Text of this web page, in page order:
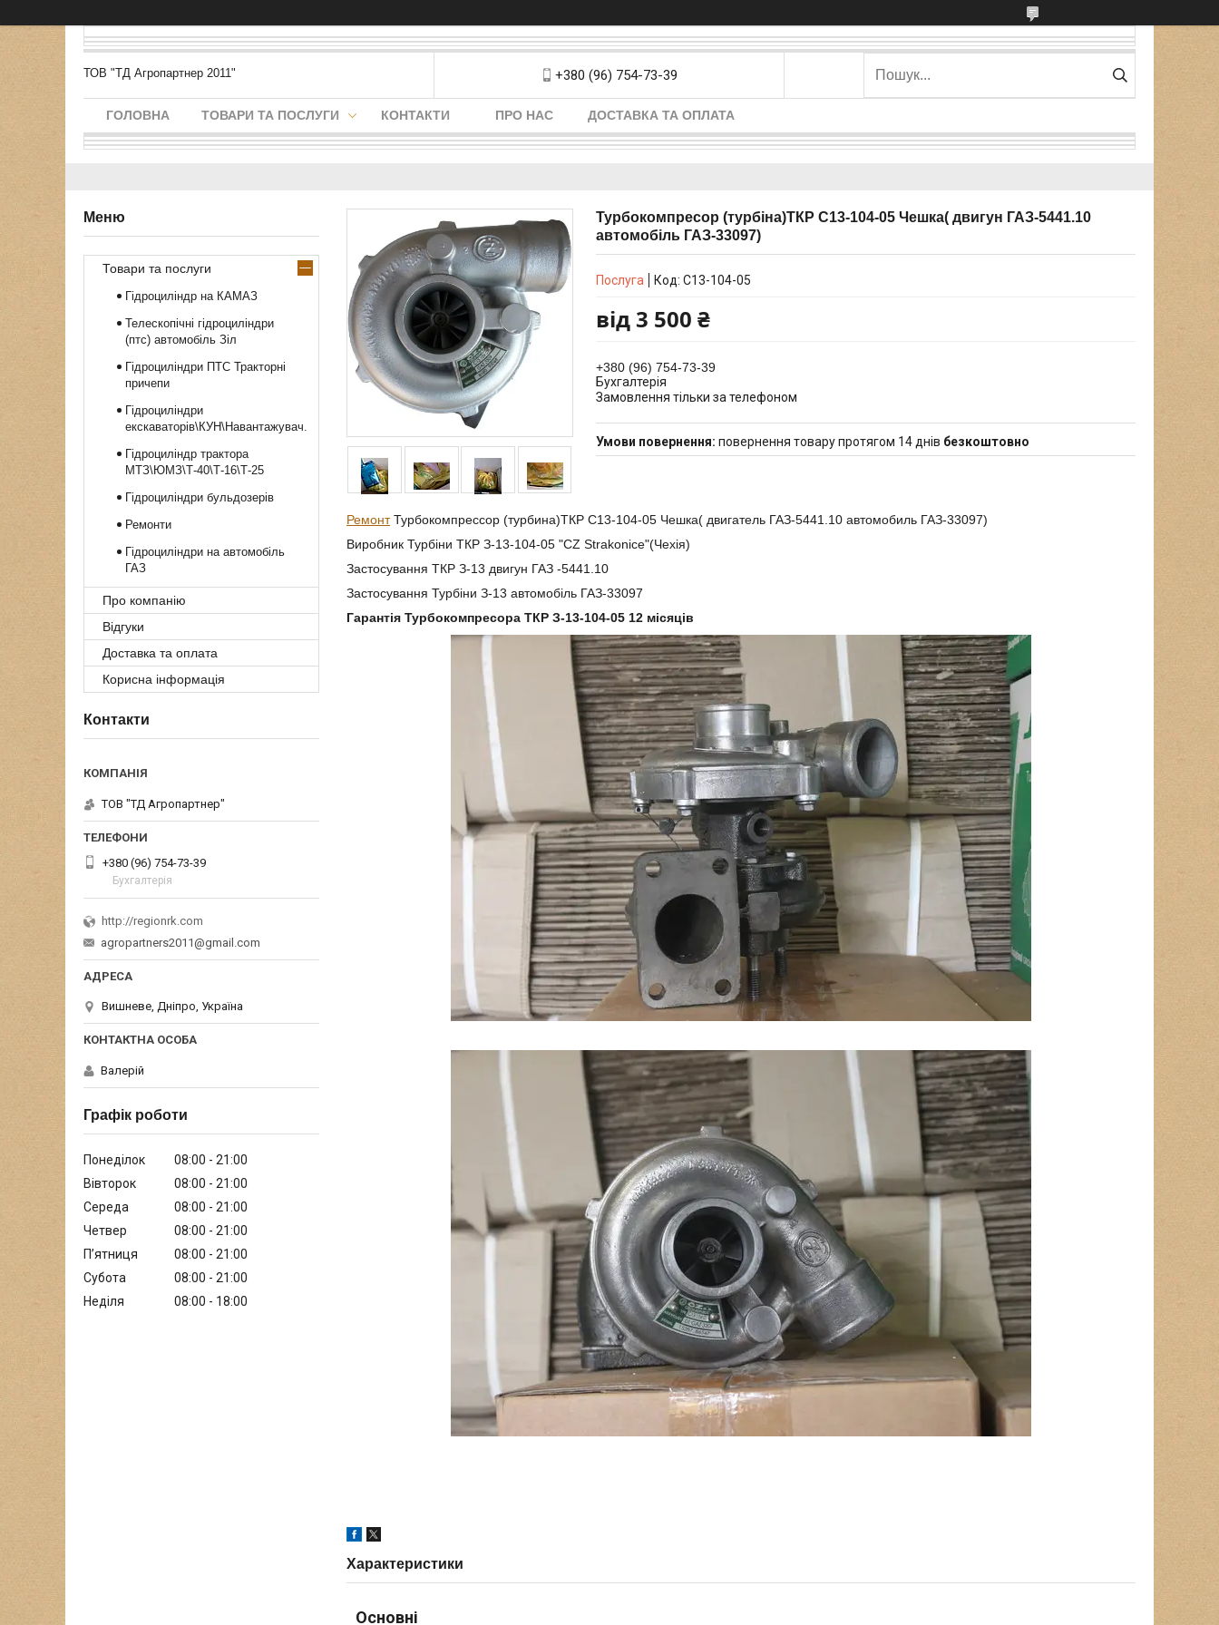
ТОВ "ТД Агропартнер 2011" +380 (96) 754-73-39
ГОЛОВНА ТОВАРИ ТА ПОСЛУГИ КОНТАКТИ ПРО НАС ДОСТАВКА ТА ОПЛАТА
Турбокомпресор (турбіна)ТКР С13-104-05 Чешка( двигун ГАЗ-5441.10
автомобіль ГАЗ-33097)
Послуга Код: С13-104-05
від 3 500 ₴
+380 (96) 754-73-39
Бухгалтерія
Замовлення тільки за телефоном
повернення товару протягом 14 днів безкоштовно
РемонтТурбокомпрессор (турбина)ТКР С13-104-05 Чешка( двигатель ГАЗ-5441.10 автомобиль ГАЗ-33097)
Виробник Турбіни ТКР З-13-104-05 "CZ Strakonice"(Чехія)
Застосування ТКР З-13 двигун ГАЗ -5441.10
Застосування Турбіни З-13 автомобіль ГАЗ-33097
Гарантія Турбокомпресора ТКР З-13-104-05 12 місяців
Характеристики
Основні
Товари та послуги
Гідроциліндр на КАМАЗ
Телескопічні гідроциліндри
(птс) автомобіль Зіл
Гідроциліндри ПТС Тракторні
причепи
Гідроциліндри
екскаваторів\КУН\Навантажувач.
Гідроциліндр трактора
МТЗ\ЮМЗ\Т-40\Т-16\Т-25
Гідроциліндри бульдозерів
Ремонти
Гідроциліндри на автомобіль
ГАЗ
Про компанію
Відгуки
Доставка та оплата
Корисна інформація
Контакти
ТОВ "ТД Агропартнер"
+380 (96) 754-73-39
Бухгалтерія
http://regionrk.com
agropartners2011@gmail.com
Вишневе, Дніпро, Україна
Валерій
Графік роботи
Понеділок 08:00
21:00
Вівторок
08:00
21:00
Середа
08:00
21:00
Четвер
08:00
21:00
Пʼятниця
08:00
21:00
Субота
08:00
21:00
Неділя
08:00 18:00